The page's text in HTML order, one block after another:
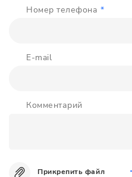
Номер телефона*
E-mail
Комментарий
Прикрепить файл